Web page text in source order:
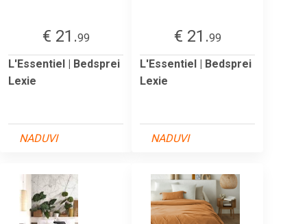
€ 21.99
L'Essentiel | Bedsprei
Lexie
NADUVI
€ 21.99
L'Essentiel | Bedsprei
Lexie
NADUVI